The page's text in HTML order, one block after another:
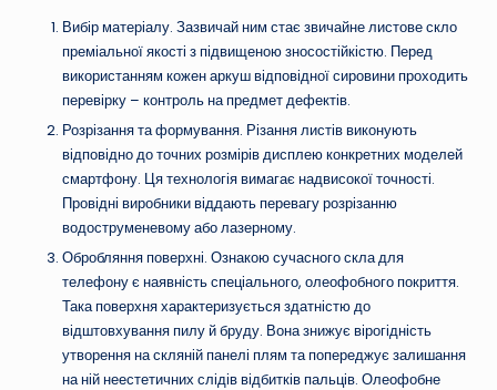
Вибір матеріалу. Зазвичай ним стає звичайне листове скло
преміальної якості з підвищеною зносостійкістю. Перед
використанням кожен аркуш відповідної сировини проходить
перевірку – контроль на предмет дефектів.
Розрізання та формування. Різання листів виконують
відповідно до точних розмірів дисплею конкретних моделей
смартфону. Ця технологія вимагає надвисокої точності.
Провідні виробники віддають перевагу розрізанню
водоструменевому або лазерному.
Обробляння поверхні. Ознакою сучасного скла для
телефону є наявність спеціального, олеофобного покриття.
Така поверхня характеризується здатністю до
відштовхування пилу й бруду. Вона знижує вірогідність
утворення на скляній панелі плям та попереджує залишання
на ній неестетичних слідів відбитків пальців. Олеофобне